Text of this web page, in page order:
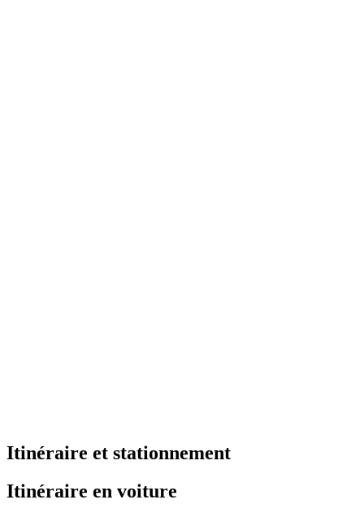
Itinéraire et stationnement
Itinéraire en voiture